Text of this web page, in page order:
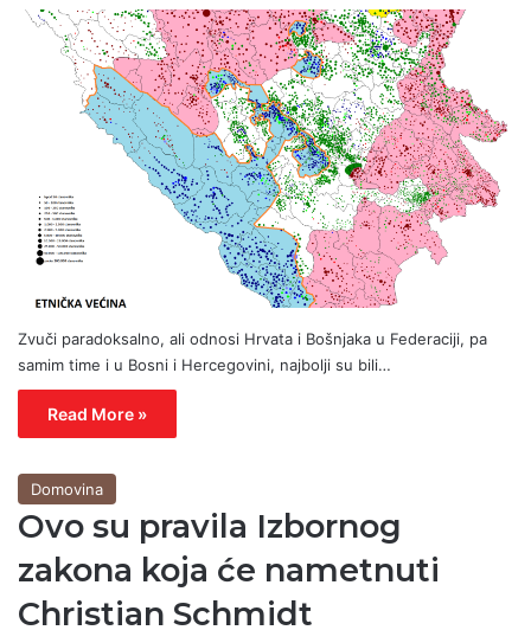
Zvuči paradoksalno, ali odnosi Hrvata i Bošnjaka u Federaciji, pa
samim time i u Bosni i Hercegovini, najbolji su bili…
Read More »
Domovina
Ovo su pravila Izbornog
zakona koja će nametnuti
Christian Schmidt